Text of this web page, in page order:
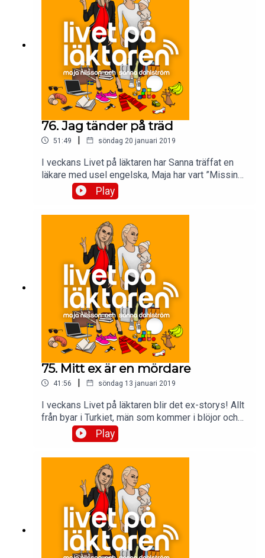
76. Jag tänder på träd
51:49 | söndag 20 januari 2019
I veckans Livet på läktaren har Sanna träffat en
läkare med usel engelska, Maja har vart ”Missing
In Action”, eller? Och så blir det FETISCHER!
Play
75. Mitt ex är en mördare
41:56 | söndag 13 januari 2019
I veckans Livet på läktaren blir det ex-storys! Allt
från byar i Turkiet, män som kommer i blöjor och
bad boys i Australien.
Play